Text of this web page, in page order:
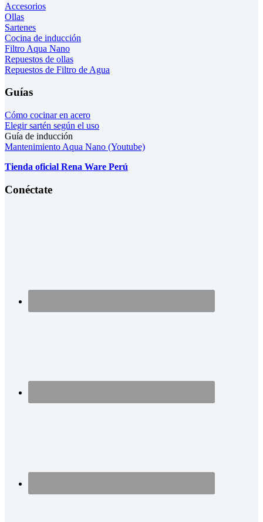
Accesorios
Ollas
Sartenes
Cocina de inducción
Filtro Aqua Nano
Repuestos de ollas
Repuestos de Filtro de Agua
Guías
Cómo cocinar en acero
Elegir sartén según el uso
Guía de inducción
Mantenimiento Aqua Nano (Youtube)
Tienda oficial Rena Ware Perú
Conéctate